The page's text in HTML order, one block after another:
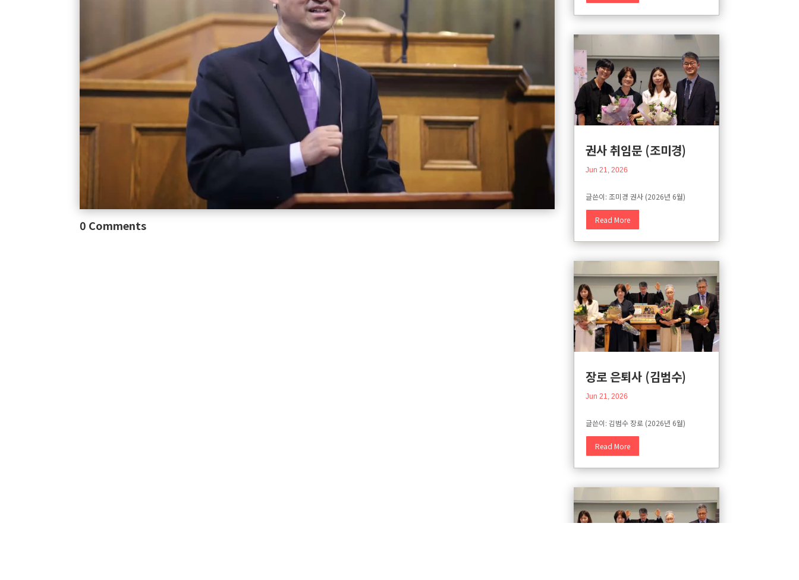
0 Comments
권사 취임문 (조미경)
Jun 21, 2026
글쓴이: 조미경 권사 (2026년 6월)
Read More
장로 은퇴사 (김범수)
Jun 21, 2026
글쓴이: 김범수 장로 (2026년 6월)
Read More